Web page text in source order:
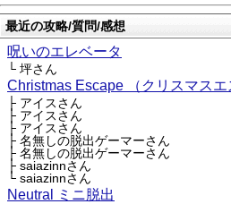
最近の攻略/質問/感想
呪いのエレベータ
└ 坪さん
Christmas Escape （クリスマスエ
├ アイスさん
├ アイスさん
├ アイスさん
├ 名無しの脱出ゲーマーさん
├ 名無しの脱出ゲーマーさん
├ saiazinnさん
└ saiazinnさん
Neutral ミニ脱出